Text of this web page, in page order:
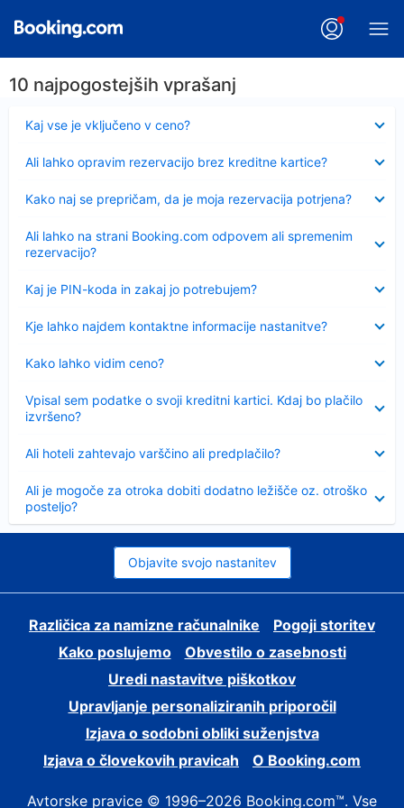
10 najpogostejših vprašanj
Kaj vse je vključeno v ceno?
Ali lahko opravim rezervacijo brez kreditne kartice?
Kako naj se prepričam, da je moja rezervacija potrjena?
Ali lahko na strani Booking.com odpovem ali spremenim
rezervacijo?
Kaj je PIN-koda in zakaj jo potrebujem?
Kje lahko najdem kontaktne informacije nastanitve?
Kako lahko vidim ceno?
Vpisal sem podatke o svoji kreditni kartici. Kdaj bo plačilo
izvršeno?
Ali hoteli zahtevajo varščino ali predplačilo?
Ali je mogoče za otroka dobiti dodatno ležišče oz. otroško
posteljo?
Objavite svojo nastanitev
Različica za namizne računalnike
Pogoji storitev
Kako poslujemo
Obvestilo o zasebnosti
Uredi nastavitve piškotkov
Upravljanje personaliziranih priporočil
Izjava o sodobni obliki suženjstva
Izjava o človekovih pravicah
O Booking.com
Avtorske pravice © 1996–2026 Booking.com™. Vse